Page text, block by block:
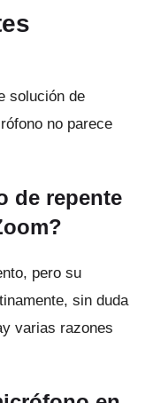
solución de
no parece
de repente
pero su
sin duda
varias razones